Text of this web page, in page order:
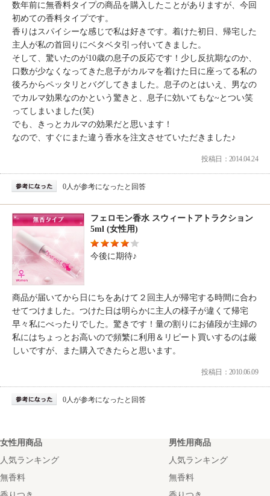
数年前に無香料タイプの商品を購入したことがありますが、今回
初めての香料タイプです。
香りはスパイシーな感じで私は好きです。着けた初日、帰宅した
主人が私の首回りにベタベタ引っ付いてきました。
そして、驚いたのが10歳の息子の反応です！少し反抗期なのか、
口数が少なくなってきた息子がカルマを着けた日に座ってる私の
後ろからペッタリとバグしてきました。息子のとはいえ、男なの
でカルマ効果なのかという驚きと、息子に効いてもな~とつい笑
ってしまいました(笑)
でも、きっとカルマの効果だと思います！
なので、すぐにまた違う香水を注文させていただきました♪
投稿日：2014.04.24
0人が参考になったと回答
フェロモン香水 スウィートアトラクション
5ml (女性用)
今後に期待♪
商品が届いてから日にちをあけて２回主人が帰宅する時間に合わ
せてつけました。つけた日は明らかに主人の様子が違くて帰宅
早々私にべったりでした。驚きです！量の割りにお値段が主婦の
私にはちょっとお高いので頻繁に利用＆リピート買いするのは厳
しいですが、また購入できたらと思います。
投稿日：2010.06.09
0人が参考になったと回答
女性用商品
人気ランキング
無香料
男性用商品
人気ランキング
無香料